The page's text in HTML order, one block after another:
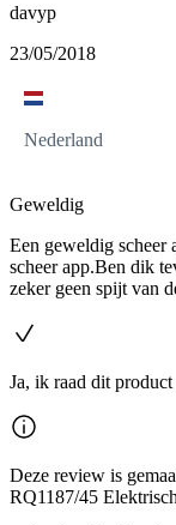
davyp
23/05/2018
Nederland
Geweldig
Een geweldig scheer
scheer app.Ben dik
zeker geen spijt van
Ja, ik raad dit product
Deze review is
RQ1187/45